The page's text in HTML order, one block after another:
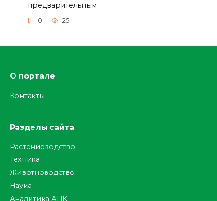
предварительным
0 25
О портале
Контакты
Разделы сайта
Растениеводство
Техника
Животноводство
Наука
Аналитика АПК